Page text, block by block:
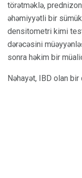
törətməklə,
əhəmiyyətli bir
densitometri kimi
dərəcəsini
sonra həkim bir
Nəhayət, IBD olan bir